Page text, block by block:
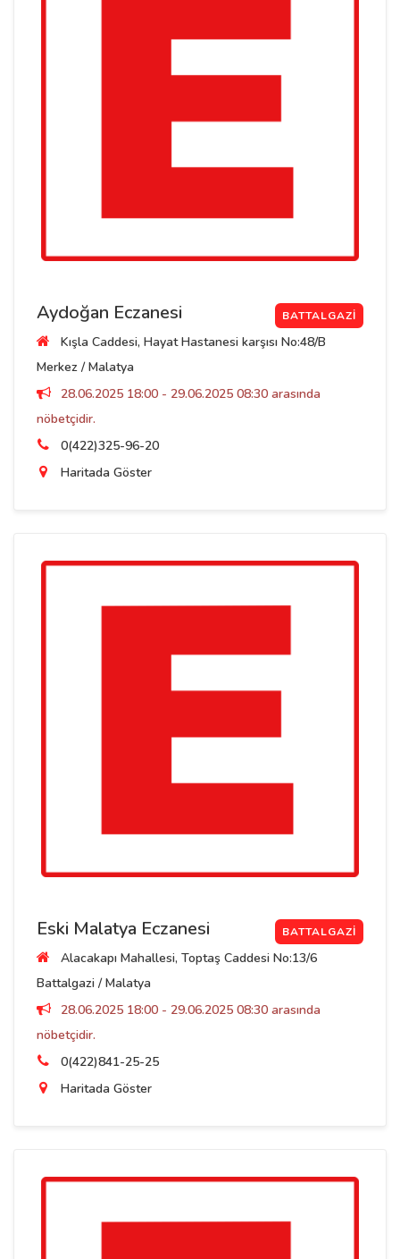
Aydoğan Eczanesi BATTALGAZI
Kışla Caddesi, Hayat Hastanesi karşısı No:48/B
Merkez / Malatya
28.06.2025 18:00 - 29.06.2025 08:30 arasında
nöbetçidir.
0(422)325-96-20
Haritada Göster
Eski Malatya Eczanesi BATTALGAZI
Alacakapı Mahallesi, Toptaş Caddesi No:13/6
Battalgazi / Malatya
28.06.2025 18:00 - 29.06.2025 08:30 arasında
nöbetçidir.
0(422)841-25-25
Haritada Göster